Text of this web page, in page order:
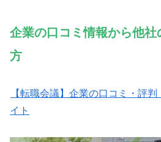
企業の口コミ情報から他社
方
【転職会議】企業の口コミ・評
イト